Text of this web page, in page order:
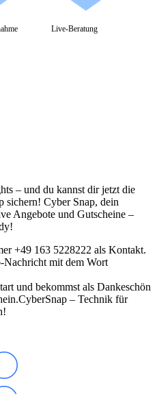
Live-Beratung
– und du kannst dir jetzt die
sichern! Cyber Snap, dein
Angebote und Gutscheine –
+49 163 5228222 als Kontakt.
Nachricht mit dem Wort
und bekommst als Dankeschön
– Technik für